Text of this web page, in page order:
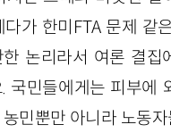
다가 한미FTA 문제 같
논리라서 여론 결집
국민들에게는 피부에
민뿐만 아니라 노동